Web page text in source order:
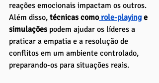
reações emocionais impactam os outros.
Além disso, técnicas como role-playing e
simulações podem ajudar os líderes a
praticar a empatia e a resolução de
conflitos em um ambiente controlado,
preparando-os para situações reais.